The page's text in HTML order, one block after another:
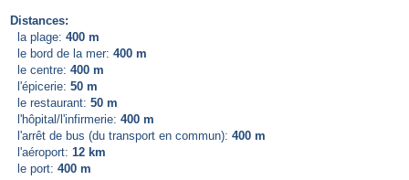
Distances:
la plage: 400 m
le bord de la mer: 400 m
le centre: 400 m
l'épicerie: 50 m
le restaurant: 50 m
l'hôpital/l'infirmerie: 400 m
l'arrêt de bus (du transport en commun): 400 m
l'aéroport: 12 km
le port: 400 m